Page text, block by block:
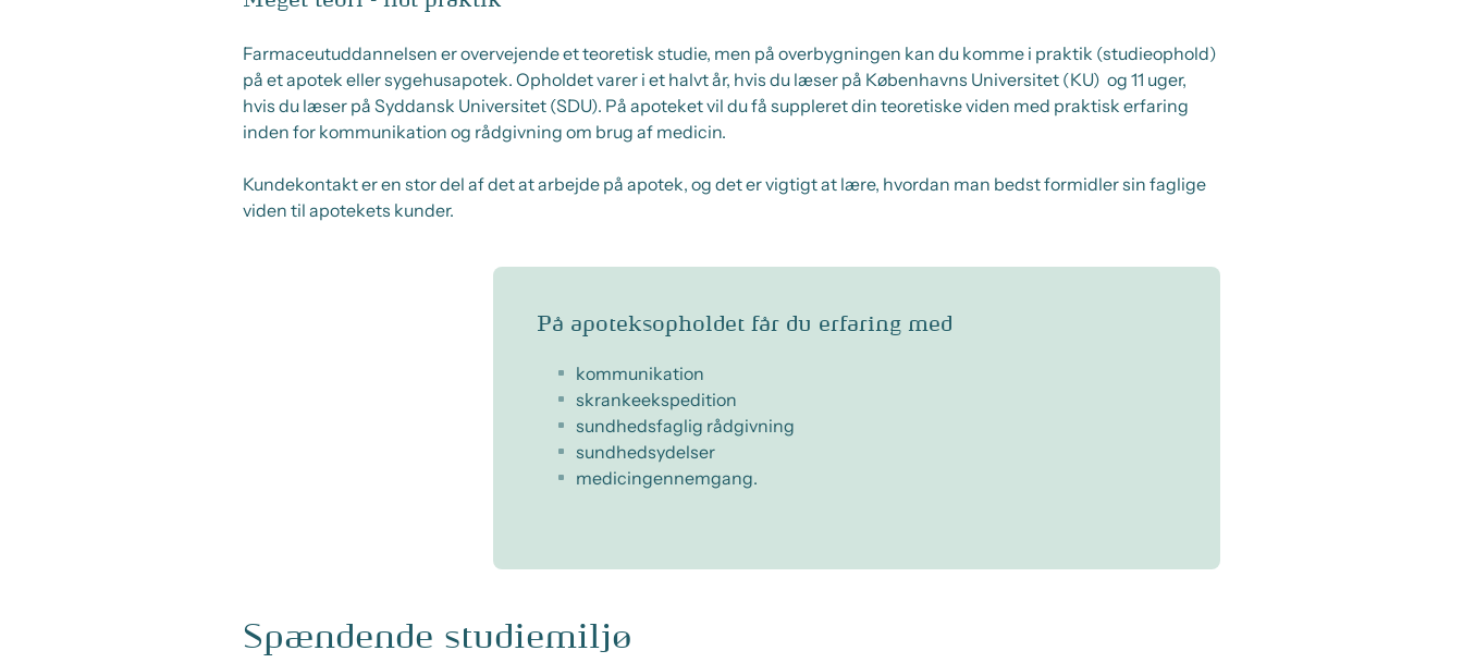
Farmaceutuddannelsen er overvejende et teoretisk studie, men på overbygningen kan du komme i praktik (studieophold)
på et apotek eller sygehusapotek. Opholdet varer i et halvt år, hvis du læser på Københavns Universitet (KU) og 11 uger,
hvis du læser på Syddansk Universitet (SDU). På apoteket vil du få suppleret din teoretiske viden med praktisk erfaring
inden for kommunikation og rådgivning om brug af medicin.
Kundekontakt er en stor del af det at arbejde på apotek, og det er vigtigt at lære, hvordan man bedst formidler sin faglige
viden til apotekets kunder.
På apoteksopholdet får du erfaring med
kommunikation
skrankeekspedition
sundhedsfaglig rådgivning
sundhedsydelser
medicingennemgang.
Spændende studiemiljø